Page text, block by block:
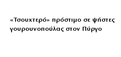
«Τσουχτερό» πρόστιμο σε ψήστες
γουρουνοπούλας στον Πύργο